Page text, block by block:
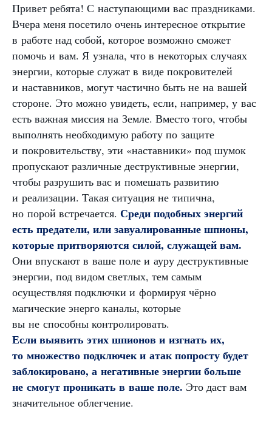
Привет ребята! С наступающими вас праздниками.
Вчера меня посетило очень интересное открытие
в работе над собой, которое возможно сможет
помочь и вам. Я узнала, что в некоторых случаях
энергии, которые служат в виде покровителей
и наставников, могут частично быть не на вашей
стороне. Это можно увидеть, если, например, у вас
есть важная миссия на Земле. Вместо того, чтобы
выполнять необходимую работу по защите
и покровительству, эти «наставники» под шумок
пропускают различные деструктивные энергии,
чтобы разрушить вас и помешать развитию
и реализации. Такая ситуация не типична,
но порой встречается. Среди подобных энергий
есть предатели, или завуалированные шпионы,
которые притворяются силой, служащей вам.
Они впускают в ваше поле и ауру деструктивные
энергии, под видом светлых, тем самым
осуществляя подключки и формируя чёрно
магические энерго каналы, которые
вы не способны контролировать.
Если выявить этих шпионов и изгнать их,
то множество подключек и атак попросту будет
заблокировано, а негативные энергии больше
не смогут проникать в ваше поле. Это даст вам
значительное облегчение.